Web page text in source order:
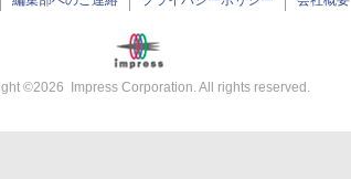
©2026 Impress Corporation. All rights reserved.